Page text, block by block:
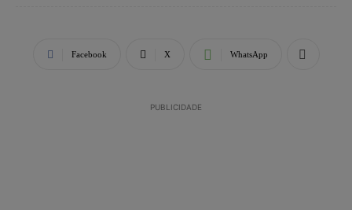
Facebook X WhatsApp
PUBLICIDADE